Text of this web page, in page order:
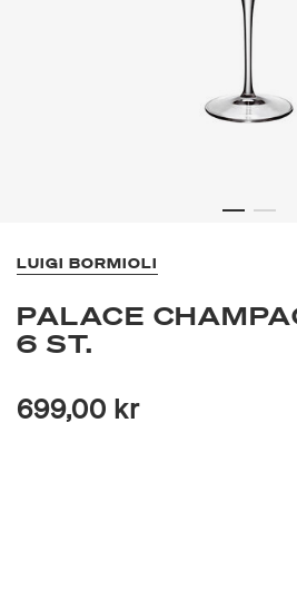
LUIGI BORMIOLI
PALACE
6 ST.
699,00 kr